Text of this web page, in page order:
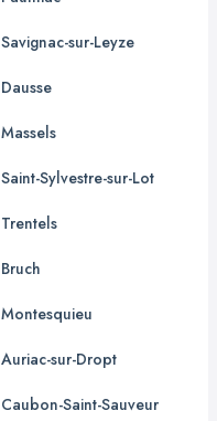
Savignac-sur-Leyze
Dausse
Massels
Saint-Sylvestre-sur-Lot
Trentels
Bruch
Montesquieu
Auriac-sur-Dropt
Caubon-Saint-Sauveur